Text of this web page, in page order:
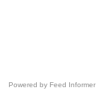
Powered by Feed Informer